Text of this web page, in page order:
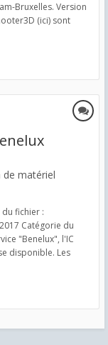
Bruxelles. Version
(ici) sont
de matériel
du fichier :
Catégorie du
"Benelux", l'IC
disponible. Les